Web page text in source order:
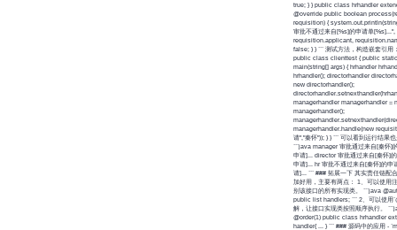
true; } } public class hrhandler
@override public boolean
requisition) {
审批不通过来自[%s]的申请单[%s]...",
requisition.applicant,
false; } } ``` 测试方法，构造嵌套引用
public class clienttest { public
main(string[] args) { hrhandler
hrhandler(); directorhandler
new directorhandler();
managerhandler managerhandler =
managerhandler();
managerhandler.handle(new
请","秦怀")); } } ``` 可以看到运行结果
```java manager 审批通过来自[秦怀]
申请]... director 审批通过来自[秦怀]
申请]... hr 审批不通过来自[秦怀]的申
请]... ``` ### 拓展一下 其实责任链配
加好用，主要有两点： 1、可以使用
别该接口的所有实现类。 ```java
public list handlers; ``` 2、可以使用
解，让接口实现类按照顺序执行。
@order(1) public class hrhandler
handler{ ... } ``` ### 源码中的应用 -